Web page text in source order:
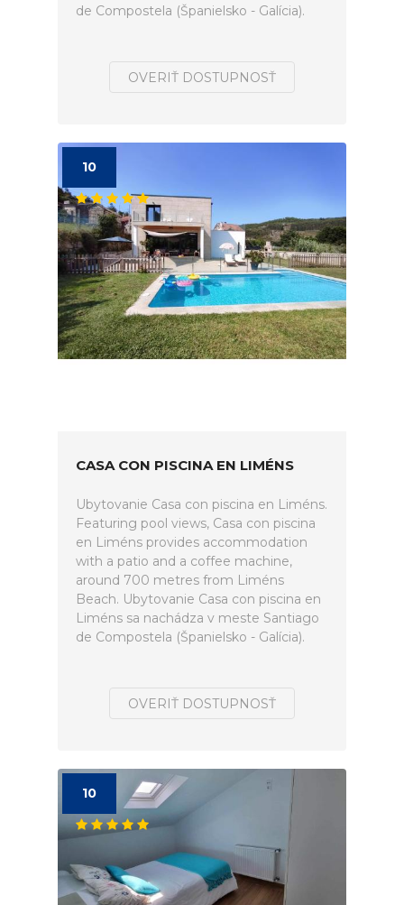
de Compostela (Španielsko - Galícia).
OVERIŤ DOSTUPNOSŤ
10
CASA CON PISCINA EN LIMÉNS
Ubytovanie Casa con piscina en Liméns.
Featuring pool views, Casa con piscina
en Liméns provides accommodation
with a patio and a coffee machine,
around 700 metres from Liméns
Beach. Ubytovanie Casa con piscina en
Liméns sa nachádza v meste Santiago
de Compostela (Španielsko - Galícia).
OVERIŤ DOSTUPNOSŤ
10